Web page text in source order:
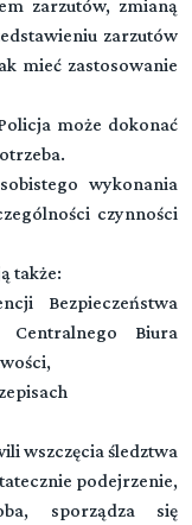
zarzutów, zmianą
zarzutów
mieć zastosowanie
może dokonać
wykonania
czynności
także:
Bezpieczeństwa
Centralnego Biura
wszczęcia śledztwa
podejrzenie,
sporządza się